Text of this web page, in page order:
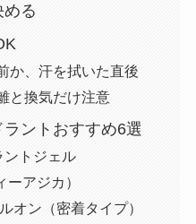
る
か、汗を拭いた直後
と換気だけ注意
ントおすすめ6選
ントジェル
アジカ）
オン（密着タイプ）